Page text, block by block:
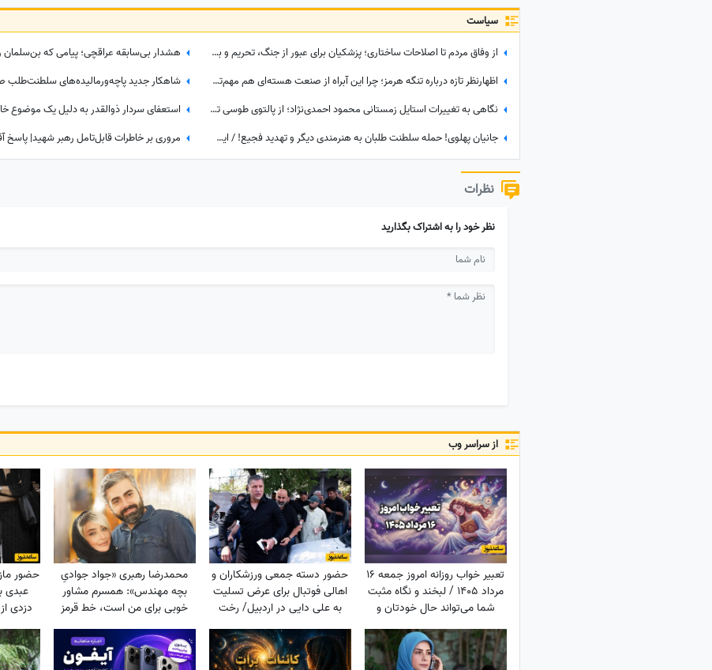
سیاست
از وفاق مردم تا اصلاحات ساختاری؛ پزشکیان برای عبور از جنگ، تحریم و بحران اقتصادی چه برنامه‌ای دارد؟
اظهارنظر تازه درباره تنگه هرمز؛ چرا این آبراه از صنعت هسته‌ای هم مهم‌تر شد؟
نگاهی به تغییرات استایل زمستانی محمود احمدی‌نژاد؛ از پالتوی طوسی تا کاپشن پَر + عکس
جانیان پهلوی! حمله سلطنت طلبان به هنرمندی دیگر و تهدید فجیع! / این‌ها می‌خواهند برای ایران آزادی بیاورند؟!
نظرات
نظر خود را به اشتراک بگذارید
از سراسر وب
تعبیر خواب روزانه امروز جمعه 16
مرداد 1405 / لبخند و نگاه مثبت
شما می‌تواند حال خودتان و
اطرافیانتان را بهتر کند
حضور دسته جمعی ورزشکاران و
اهالی فوتبال برای عرض تسلیت
به علی دایی در اردبیل/ رخت
عزای شهریار فوتبال ایران در مقام
اقوام درجه یک+عکس
محمدرضا رهبری «جواد جوادیِ
بچه مهندس»: همسرم مشاور
خوبی برای من است، خط قرمز
من خانوادمه/عروسی خواهرم
دائم استرس داشتم که مبادا
فیلم یا عکسی از من گرفته شود
حضور
عبدی
دزدی